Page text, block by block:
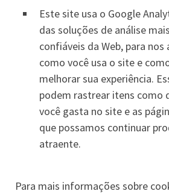
Este site usa o Google
das soluções de análise
confiáveis ​​da Web, para
como você usa o site e
melhorar sua experiência.
podem rastrear itens como
você gasta no site e as
que possamos continuar
atraente.
Para mais informações sobre